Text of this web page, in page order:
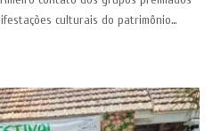
culturais do patrimônio…